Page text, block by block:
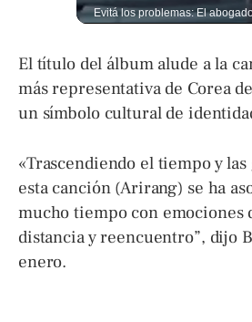
El título del álbum alude a la
más representativa de Corea
un símbolo cultural de
«Trascendiendo el tiempo y
esta canción (Arirang) se ha
mucho tiempo con emociones
distancia y reencuentro”, dijo
enero.